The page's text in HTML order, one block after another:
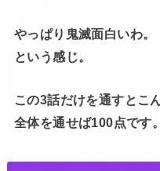
やっぱり鬼滅面白いわ。
という感じ。
この3話だけを通すとこ
全体を通せば100点です。